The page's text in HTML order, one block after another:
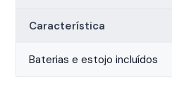
Característica
Baterias e estojo incluídos